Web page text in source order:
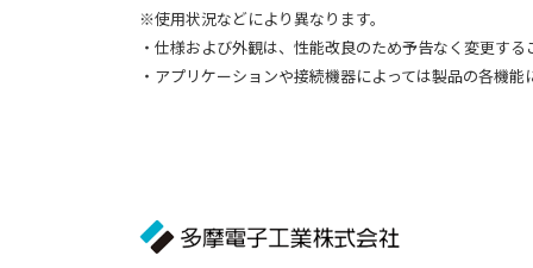
※使用状況などにより異なります。
・仕様および外観は、性能改良のため予告なく変更する
・アプリケーションや接続機器によっては製品の各機